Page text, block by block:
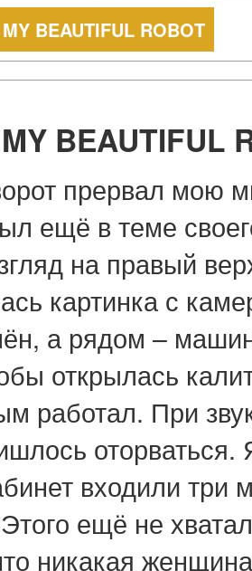
BEAUTIFUL ROBOT
BEAUTIFUL
прервал мою
ещё в теме
на правый
картинка с
а рядом –
открылась
работал. При
оторваться.
входили три
ещё не
никакая